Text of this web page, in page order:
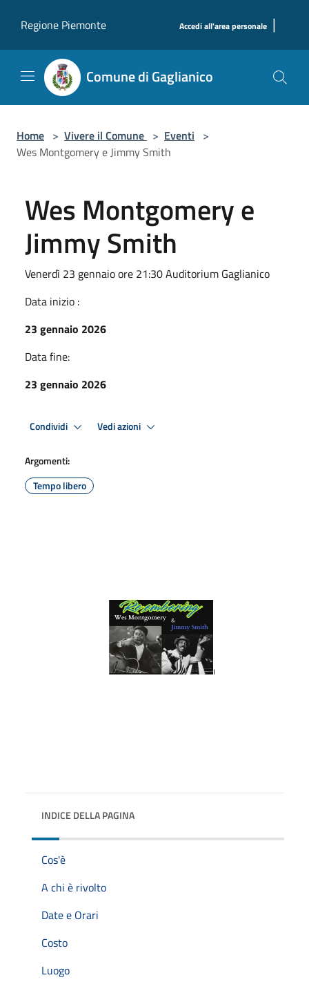
Regione Piemonte
Accedi all'area personale |
Comune di Gaglianico
Home > Vivere il Comune > Eventi >
Wes Montgomery e Jimmy Smith
Wes Montgomery e
Jimmy Smith
Venerdì 23 gennaio ore 21:30 Auditorium Gaglianico
Data inizio :
23 gennaio 2026
Data fine:
23 gennaio 2026
Condividi Vedi azioni
Argomenti:
Tempo libero
INDICE DELLA PAGINA
Cos'è
A chi è rivolto
Date e Orari
Costo
Luogo